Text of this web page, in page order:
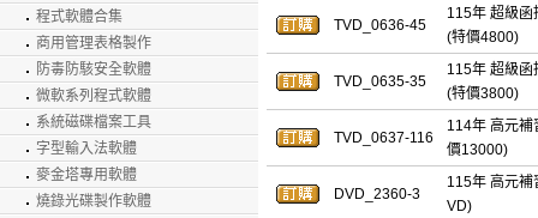
程式軟體合集
商用管理表格製作
防毒防駭安全軟體
微軟系列程式軟體
系統磁碟檔案工具
字型輸入法軟體
麥金塔專用軟體
燒錄光碟製作軟體
TVD_0636-45
115年 超級函
(特價4800)
TVD_0635-35
115年 超級函
(特價3800)
TVD_0637-116
114年 高元補
價13000)
DVD_2360-3
115年 高元補
VD)